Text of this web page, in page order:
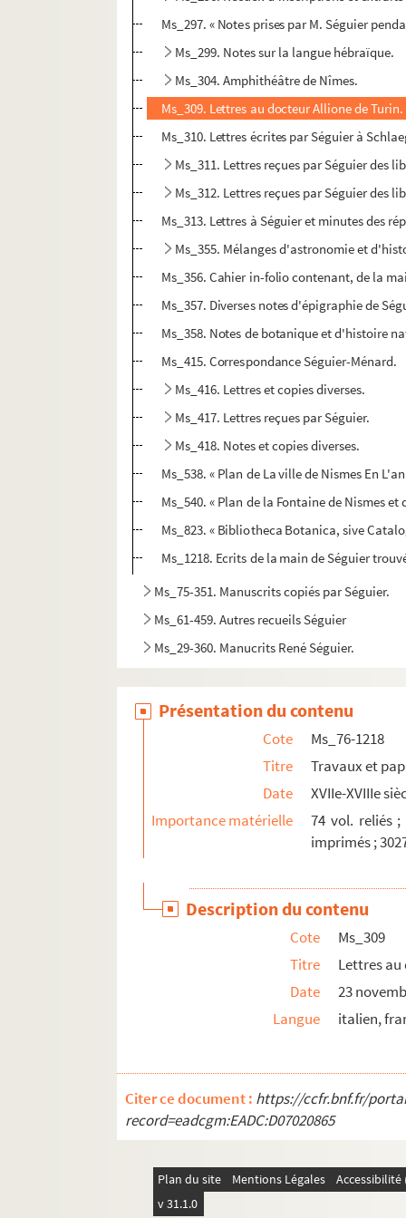
Ms_297. « Notes prises par M. Séguier
Ms_299. Notes sur la langue hébraïque.
Ms_304. Amphithéâtre de Nîmes.
Ms_309. Lettres au docteur Allione de Turin.
Ms_310. Lettres écrites par Séguier à
Ms_311. Lettres reçues par Séguier des
Ms_312. Lettres reçues par Séguier des
Ms_313. Lettres à Séguier et minutes des
Ms_355. Mélanges d'astronomie et
Ms_356. Cahier in-folio contenant, de la
Ms_357. Diverses notes d'épigraphie de
Ms_358. Notes de botanique et d'histoire
Ms_415. Correspondance Séguier-Ménard.
Ms_416. Lettres et copies diverses.
Ms_417. Lettres reçues par Séguier.
Ms_418. Notes et copies diverses.
Ms_538. « Plan de La ville de Nismes En
Ms_540. « Plan de la Fontaine de Nismes
Ms_823. « Bibliotheca Botanica, sive
Ms_1218. Ecrits de la main de Séguier
Ms_75-351. Manuscrits copiés par Séguier.
Ms_61-459. Autres recueils Séguier
Ms_29-360. Manucrits René Séguier.
Présentation du contenu
Cote
Ms_76-1218
Titre
Travaux et
Date
XVIIe-XVIIIe
Importance matérielle
74 vol. reliés ;
imprimés ;
Description du contenu
Cote
Ms_309
Titre
Lettres au
Date
23
Langue
italien,
Citer ce document : https://ccfr.bnf.fr/
record=eadcgm:EADC:D07020865
Plan du site Mentions Légales
v 31.1.0